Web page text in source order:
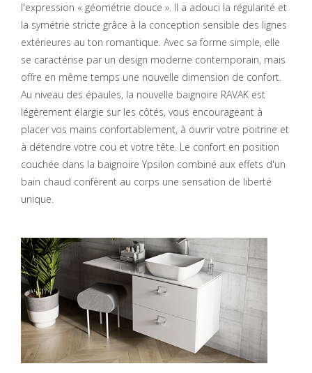
l'expression « géométrie douce ». Il a adouci la régularité et
la symétrie stricte grâce à la conception sensible des lignes
extérieures au ton romantique. Avec sa forme simple, elle
se caractérise par un design moderne contemporain, mais
offre en même temps une nouvelle dimension de confort.
Au niveau des épaules, la nouvelle baignoire RAVAK est
légèrement élargie sur les côtés, vous encourageant à
placer vos mains confortablement, à ouvrir votre poitrine et
à détendre votre cou et votre tête. Le confort en position
couchée dans la baignoire Ypsilon combiné aux effets d'un
bain chaud confèrent au corps une sensation de liberté
unique.